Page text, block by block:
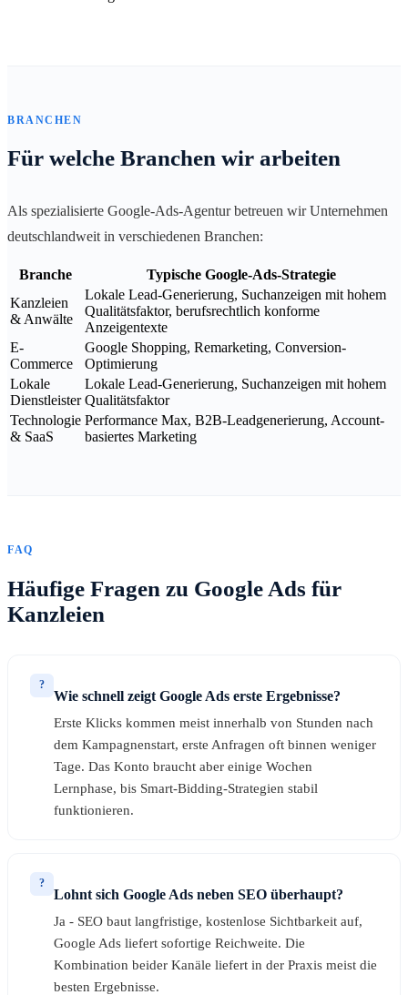
BRANCHEN
Für welche Branchen wir arbeiten
Als spezialisierte Google-Ads-Agentur betreuen wir Unternehmen
deutschlandweit in verschiedenen Branchen:
Branche
Typische Google-Ads-Strategie
Kanzleien
& Anwälte
Lokale Lead-Generierung, Suchanzeigen mit hohem
Qualitätsfaktor, berufsrechtlich konforme
Anzeigentexte
E-
Commerce
Google Shopping, Remarketing, Conversion-
Optimierung
Lokale
Dienstleister
Lokale Lead-Generierung, Suchanzeigen mit hohem
Qualitätsfaktor
Technologie
& SaaS
Performance Max, B2B-Leadgenerierung, Account-
basiertes Marketing
FAQ
Häufige Fragen zu Google Ads für
Kanzleien
?
Wie schnell zeigt Google Ads erste Ergebnisse?
Erste Klicks kommen meist innerhalb von Stunden nach
dem Kampagnenstart, erste Anfragen oft binnen weniger
Tage. Das Konto braucht aber einige Wochen
Lernphase, bis Smart-Bidding-Strategien stabil
funktionieren.
?
Lohnt sich Google Ads neben SEO überhaupt?
Ja - SEO baut langfristige, kostenlose Sichtbarkeit auf,
Google Ads liefert sofortige Reichweite. Die
Kombination beider Kanäle liefert in der Praxis meist die
besten Ergebnisse.